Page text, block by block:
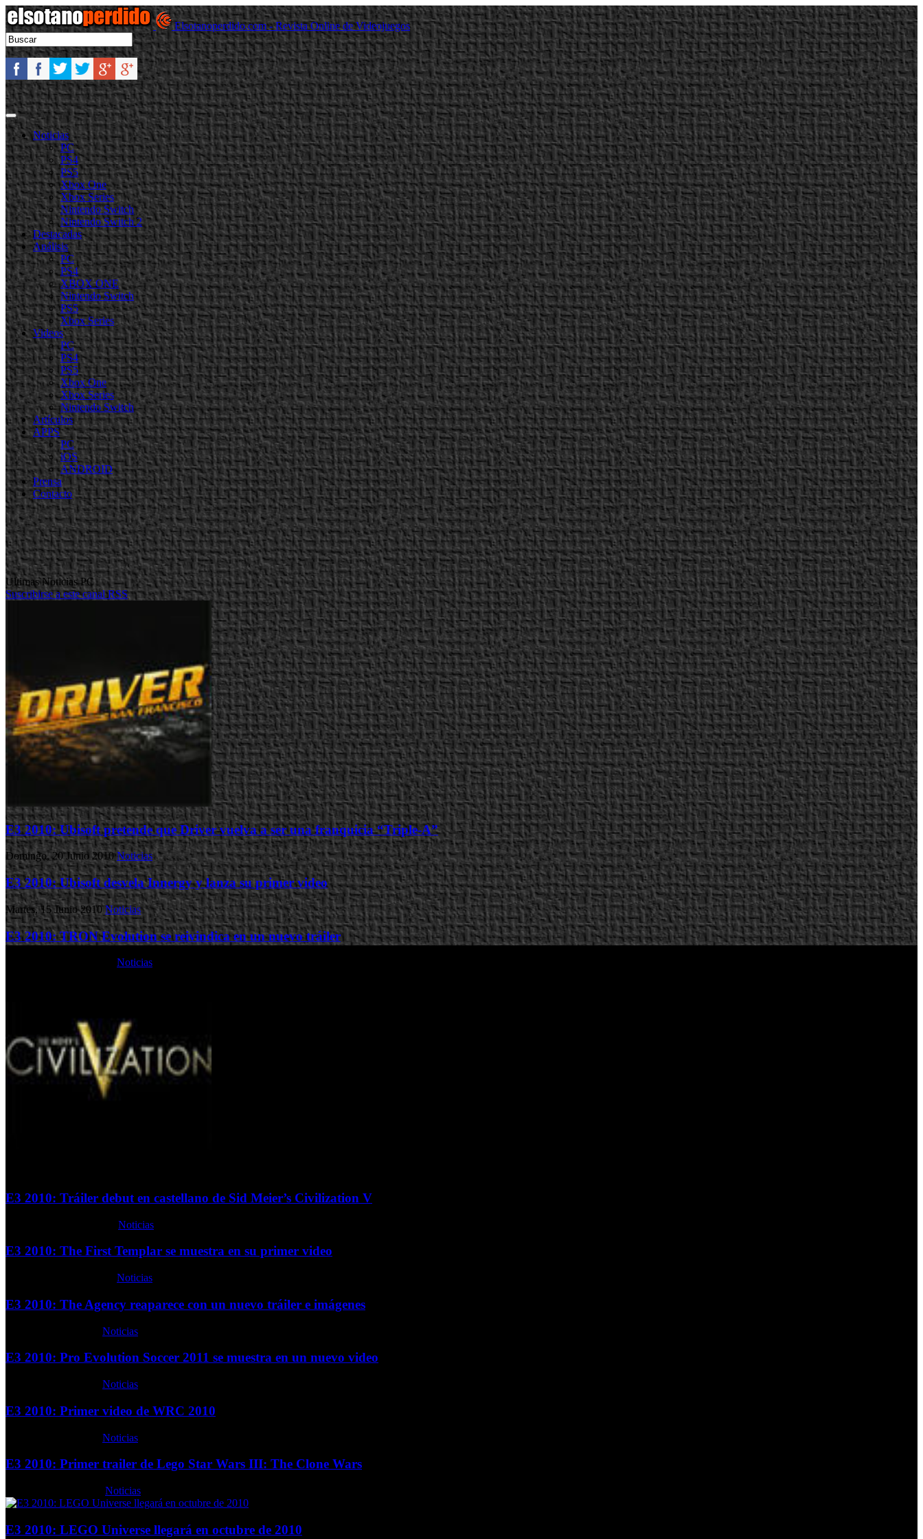
Elsotanoperdido.com - Revista Online de Videojuegos
Noticias
PC
PS4
PS5
Xbox One
Xbox Series
Nintendo Switch
Nintendo Switch 2
Destacadas
Análisis
PC
PS4
XBOX ONE
Nintendo Switch
PS5
Xbox Series
Videos
PC
PS4
PS5
Xbox One
Xbox Series
Nintendo Switch
Artículos
APPS
PC
iOS
ANDROID
Prensa
Contacto
Ultimas Noticias PC
Suscribirse a este canal RSS
E3 2010: Ubisoft pretende que Driver vuelva a ser una franquicia “Triple-A”
Domingo, 20 Junio 2010Noticias
E3 2010: Ubisoft desvela Innergy y lanza su primer video
Martes, 15 Junio 2010Noticias
E3 2010: TRON Evolution se reivindica en un nuevo tráiler
Noticias
E3 2010: Tráiler debut en castellano de Sid Meier’s Civilization V
Noticias
E3 2010: The First Templar se muestra en su primer video
Noticias
E3 2010: The Agency reaparece con un nuevo tráiler e imágenes
Noticias
E3 2010: Pro Evolution Soccer 2011 se muestra en un nuevo video
Noticias
E3 2010: Primer video de WRC 2010
Noticias
E3 2010: Primer trailer de Lego Star Wars III: The Clone Wars
Noticias
E3 2010: LEGO Universe llegará en octubre de 2010